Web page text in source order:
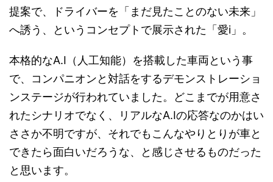
提案で、ドライバーを「まだ見たことのない未来」
へ誘う、というコンセプトで展示された「愛i」。
本格的なA.I（人工知能）を搭載した車両という事
で、コンパニオンと対話をするデモンストレーショ
ンステージが行われていました。どこまでが用意さ
れたシナリオでなく、リアルなA.Iの応答なのかはい
ささか不明ですが、それでもこんなやりとりが車と
できたら面白いだろうな、と感じさせるものだった
と思います。